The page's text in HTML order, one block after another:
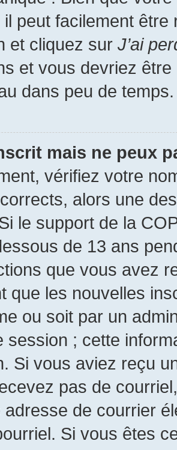
peut facilement
et cliquez sur J’ai
et vous devriez
dans peu de temps.
mais ne peux
vérifiez votre
corrects, alors une
le support de la
de 13 ans
que vous avez
que les nouvelles
ou soit par un
session ; cette
Si vous aviez reçu
pas de
adresse de courrier
Si vous êtes